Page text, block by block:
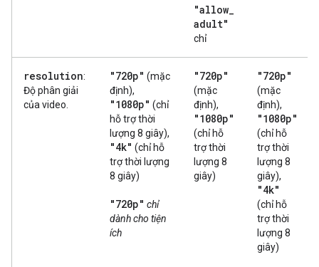
"allow_
adult"
chỉ
resolution:
Độ phân giải
của video.
"720p" (mặc
định),
"1080p" (chỉ
hỗ trợ thời
lượng 8 giây),
"4k" (chỉ hỗ
trợ thời lượng
8 giây)
"720p" chỉ
dành cho tiện
ích
"720p"
(mặc
định),
"1080p"
(chỉ hỗ
trợ thời
lượng 8
giây)
"720p"
(mặc
định),
"1080p"
(chỉ hỗ
trợ thời
lượng 8
giây),
"4k"
(chỉ hỗ
trợ thời
lượng 8
giây)